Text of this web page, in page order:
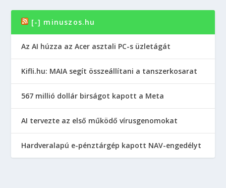
[-] minuszos.hu
Az AI húzza az Acer asztali PC-s üzletágát
Kifli.hu: MAIA segít összeállítani a tanszerkosarat
567 millió dollár birságot kapott a Meta
AI tervezte az első működő vírusgenomokat
Hardveralapú e-pénztárgép kapott NAV-engedélyt